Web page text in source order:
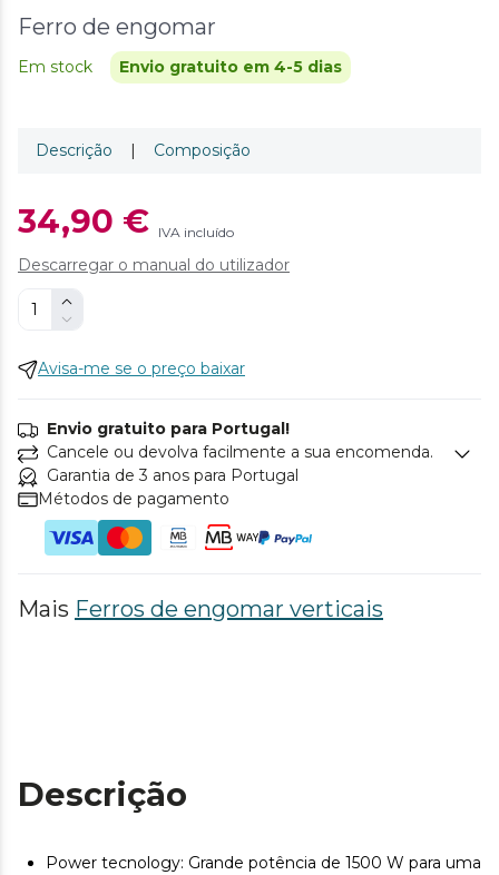
Ferro de engomar
Em stock Envio gratuito em 4-5 dias
Descrição | Composição
34,90 € IVA incluído
Descarregar o manual do utilizador
Avisa-me se o preço baixar
Envio gratuito para Portugal!
Cancele ou devolva facilmente a sua encomenda.
Garantia de 3 anos para Portugal
Métodos de pagamento
Mais Ferros de engomar verticais
Descrição
Power tecnology: Grande potência de 1500 W para uma